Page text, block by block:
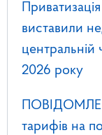
виставили
центральній
2026 року
тарифів на